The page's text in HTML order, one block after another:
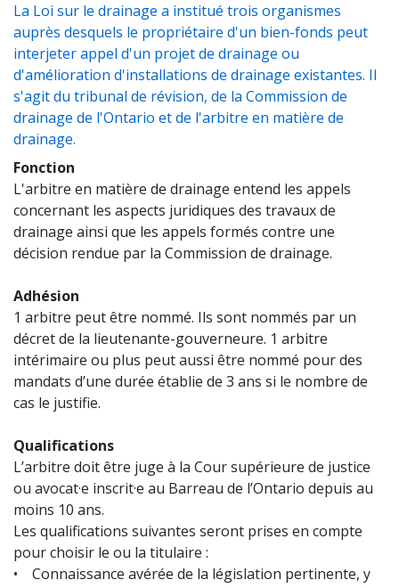
La Loi sur le drainage a institué trois organismes
auprès desquels le propriétaire d'un bien-fonds peut
interjeter appel d'un projet de drainage ou
d'amélioration d'installations de drainage existantes. Il
s'agit du tribunal de révision, de la Commission de
drainage de l'Ontario et de l'arbitre en matière de
drainage.
Fonction
L'arbitre en matière de drainage entend les appels
concernant les aspects juridiques des travaux de
drainage ainsi que les appels formés contre une
décision rendue par la Commission de drainage.
Adhésion
1 arbitre peut être nommé. Ils sont nommés par un
décret de la lieutenante-gouverneure. 1 arbitre
intérimaire ou plus peut aussi être nommé pour des
mandats d’une durée établie de 3 ans si le nombre de
cas le justifie.
Qualifications
L’arbitre doit être juge à la Cour supérieure de justice
ou avocat·e inscrit·e au Barreau de l’Ontario depuis au
moins 10 ans.
Les qualifications suivantes seront prises en compte
pour choisir le ou la titulaire :
• Connaissance avérée de la législation pertinente, y